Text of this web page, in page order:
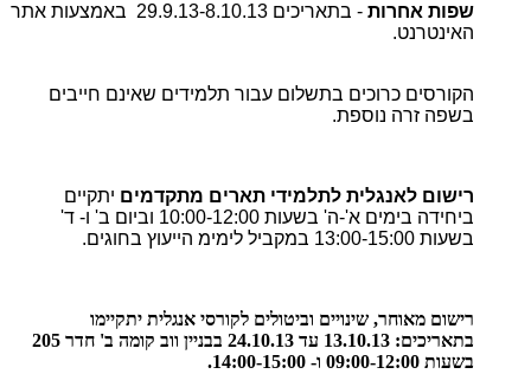
שפות אחרות -
בתאריכים 29.9.13-8.10.13 באמצעות אתר
האינטרנט.
הקורסים כרוכים בתשלום עבור תלמידים שאינם חייבים
בשפה זרה נוספת.
רישום לאנגלית לתלמידי תארים מתקדמים יתקיים
ביחידה בימים א'-ה' בשעות 10:00-12:00 וביום ב' ו- ד'
בשעות
במקביל לימימ הייעוץ בחוגים.
רישום מאוחר, שינויים וביטולים לקורסי אנגלית יתקיימו
בתאריכים: 13.10.13 עד 24.10.13 בבניין ווב קומה ב' חדר 205
בשעות 09:00-12:00 ו- 14:00-15:00.